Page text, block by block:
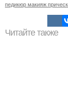
педикюр макияж
Читайте также